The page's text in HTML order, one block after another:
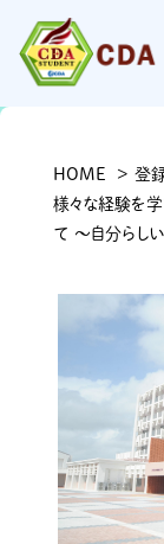
HOME
登
様々な経験を
て ～自分らし